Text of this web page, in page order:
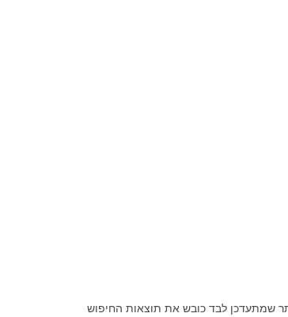
שמתעדכן לבד כובש את תוצאות החיפוש